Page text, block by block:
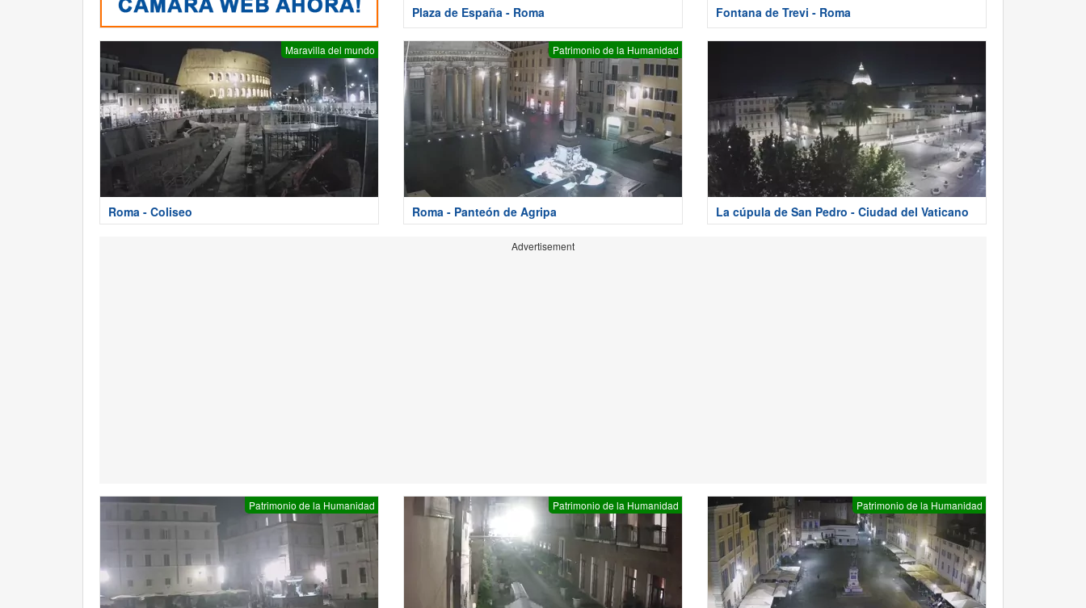
Plaza de España - Roma Fontana de Trevi - Roma
Maravilla del mundo
Roma - Coliseo
Patrimonio de la Humanidad
Roma - Panteón de Agripa La cúpula de San Pedro - Ciudad del Vaticano
Advertisement
Patrimonio de la Humanidad Patrimonio de la Humanidad Patrimonio de la Humanidad